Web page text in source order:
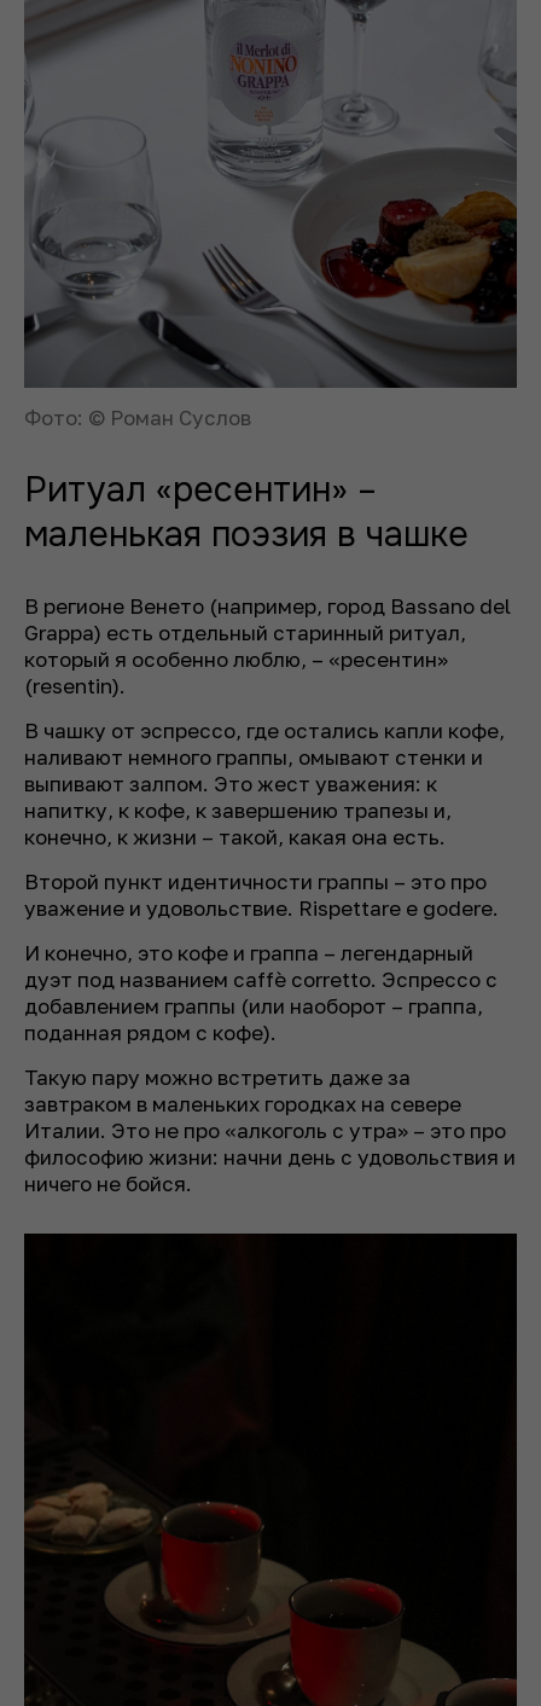
Фото: © Роман Суслов
Ритуал «ресентин» –
маленькая поэзия в чашке
В регионе Венето (например, город Bassano del
Grappa) есть отдельный старинный ритуал,
который я особенно люблю, – «ресентин»
(resentin).
В чашку от эспрессо, где остались капли кофе,
наливают немного граппы, омывают стенки и
выпивают залпом. Это жест уважения: к
напитку, к кофе, к завершению трапезы и,
конечно, к жизни – такой, какая она есть.
Второй пункт идентичности граппы – это про
уважение и удовольствие. Rispettare e godere.
И конечно, это кофе и граппа – легендарный
дуэт под названием caffè corretto. Эспрессо с
добавлением граппы (или наоборот – граппа,
поданная рядом с кофе).
Такую пару можно встретить даже за
завтраком в маленьких городках на севере
Италии. Это не про «алкоголь с утра» – это про
философию жизни: начни день с удовольствия и
ничего не бойся.